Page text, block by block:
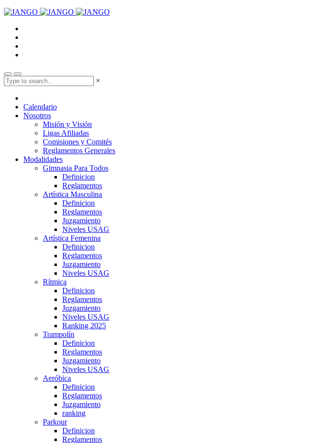
×
Calendario
Nosotros
Misión y Visión
Ligas Afiliadas
Comisiones y Comités
Reglamentos Generales
Modalidades
Gimnasia Para Todos
Definicion
Reglamentos
Artística Masculina
Definicion
Reglamentos
Juzgamiento
Niveles USAG
Artística Femenina
Definicion
Reglamentos
Juzgamiento
Niveles USAG
Rítmica
Definicion
Reglamentos
Juzgamiento
Niveles USAG
Ranking 2025
Trampolín
Definicion
Reglamentos
Juzgamiento
Niveles USAG
Aeróbica
Definicion
Reglamentos
Juzgamiento
ranking
Parkour
Definicion
Reglamentos